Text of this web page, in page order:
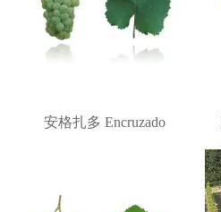
安格扎多 Encruzado